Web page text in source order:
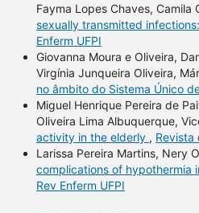
Fayma Lopes Chaves, Camila
sexually transmitted
Enferm UFPI
Giovanna Moura e Oliveira,
Virgínia Junqueira Oliveira,
no âmbito do Sistema Único
Miguel Henrique Pereira de
Oliveira Lima Albuquerque,
activity in the elderly , Revista
Larissa Pereira Martins, Nery
complications of hypothermia
Rev Enferm UFPI